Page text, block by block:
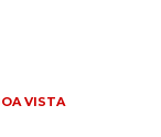
VISTA